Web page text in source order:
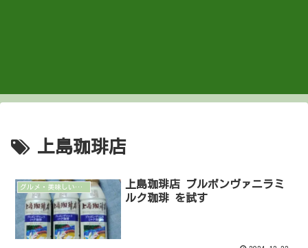
上島珈琲店
グルメ・美味しいもの
上島珈琲店 ブルボンヴァニラミ
ルク珈琲 を試す